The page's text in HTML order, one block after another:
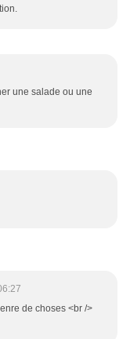
une salade ou une
de choses <br />